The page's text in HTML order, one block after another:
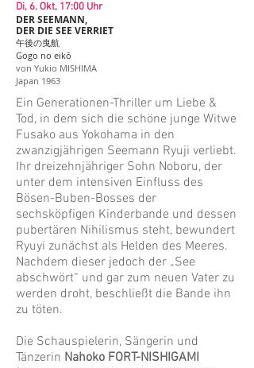
Di, 6. Okt, 17:00 Uhr
DER SEEMANN,
DER DIE SEE VERRIET
午後の曳航
Gogo no eikō
von Yukio MISHIMA
Japan 1963
Ein Generationen-Thriller um Liebe &
Tod, in dem sich die schöne junge Witwe
Fusako aus Yokohama in den
zwanzigjährigen Seemann Ryuji verliebt.
Ihr dreizehnjähriger Sohn Noboru, der
unter dem intensiven Einfluss des
Bösen-Buben-Bosses der
sechsköpfigen Kinderbande und dessen
pubertären Nihilismus steht, bewundert
Ryuyi zunächst als Helden des Meeres.
Nachdem dieser jedoch der „See
abschwört“ und gar zum neuen Vater zu
werden droht, beschließt die Bande ihn
zu töten.
Die Schauspielerin, Sängerin und
Tänzerin Nahoko FORT-NISHIGAMI